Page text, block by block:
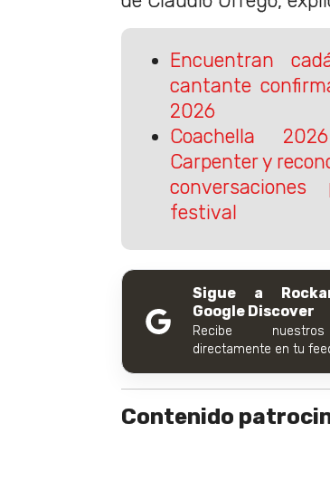
Encuentran
cantante
2026
Coachella
Carpenter y
festival
Sigue a
Google Discover
Recibe
directamente en tu
Contenido